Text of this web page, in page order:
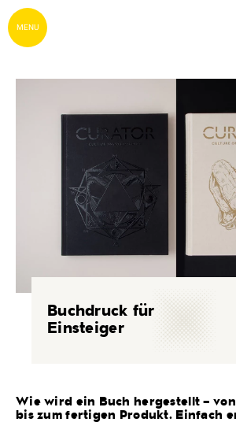
MENU
Buchdruck für
Einsteiger
Wie wird ein Buch hergestellt –
bis zum fertigen Produkt. Einfach